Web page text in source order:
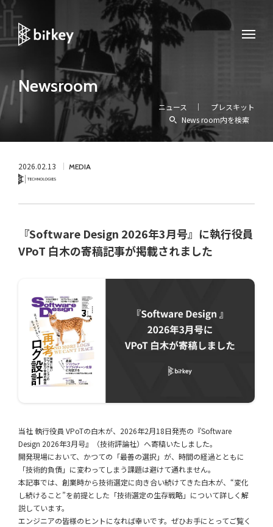
Newsroom
ニュース
プレスキット
News room内を検索
2026.02.13 MEDIA
『Software Design 2026年3月号』に執行役員
VPoT 白木の寄稿記事が掲載されました
当社 執行役員 VPoTの白木が、2026年2月18日発売の『Software
Design 2026年3月号』（技術評論社）へ寄稿いたしました。
開発現場において、かつての「最善の選択」が、時間の経過とともに
「技術的負債」に変わってしまう課題は避けて通れません。
本記事では、創業時から技術選定に向き合い続けてきた白木が、“変化
し続けること”を前提とした「技術選定の生存戦略」について詳しく解
説しています。
エンジニアの皆様のヒントになれば幸いです。ぜひお手にとってご覧く